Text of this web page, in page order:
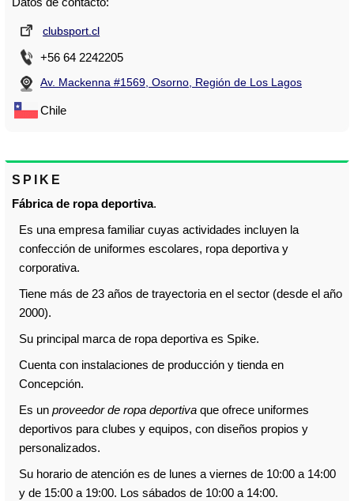
clubsport.cl
+56 64 2242205
Av. Mackenna #1569, Osorno, Región de Los Lagos
Chile
SPIKE
Fábrica de ropa deportiva.
Es una empresa familiar cuyas actividades incluyen la
confección de uniformes escolares, ropa deportiva y
corporativa.
Tiene más de 23 años de trayectoria en el sector (desde el año
2000).
Su principal marca de ropa deportiva es Spike.
Cuenta con instalaciones de producción y tienda en
Concepción.
Es un proveedor de ropa deportiva que ofrece uniformes
deportivos para clubes y equipos, con diseños propios y
personalizados.
Su horario de atención es de lunes a viernes de 10:00 a 14:00
y de 15:00 a 19:00. Los sábados de 10:00 a 14:00.